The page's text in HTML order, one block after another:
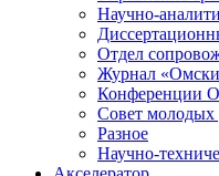
Научно-
Отдел
Журнал
Конференции
Совет молодых
Разное
Научно-